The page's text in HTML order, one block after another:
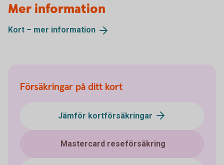
Mer information
Kort – mer information
Försäkringar på ditt kort
Jämför kortförsäkringar
Mastercard reseförsäkring